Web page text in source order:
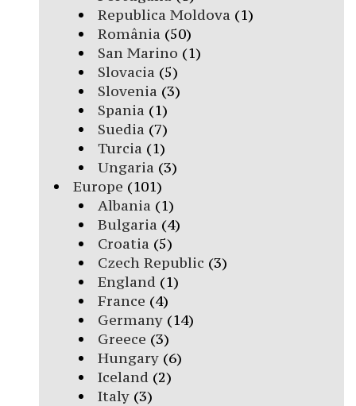
Republica Moldova (1)
România (50)
San Marino (1)
Slovacia (5)
Slovenia (3)
Spania (1)
Suedia (7)
Turcia (1)
Ungaria (3)
Europe (101)
Albania (1)
Bulgaria (4)
Croatia (5)
Czech Republic (3)
England (1)
France (4)
Germany(14)
Greece (3)
Hungary(6)
Iceland (2)
Italy(3)